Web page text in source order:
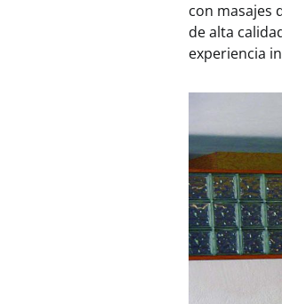
con masajes
de alta
experiencia